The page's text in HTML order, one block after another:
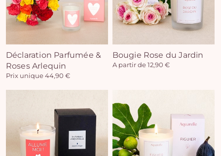
Déclaration Parfumée &
Roses Arlequin
Prix unique 44,90 €
Bougie Rose du Jardin
A partir de 12,90 €